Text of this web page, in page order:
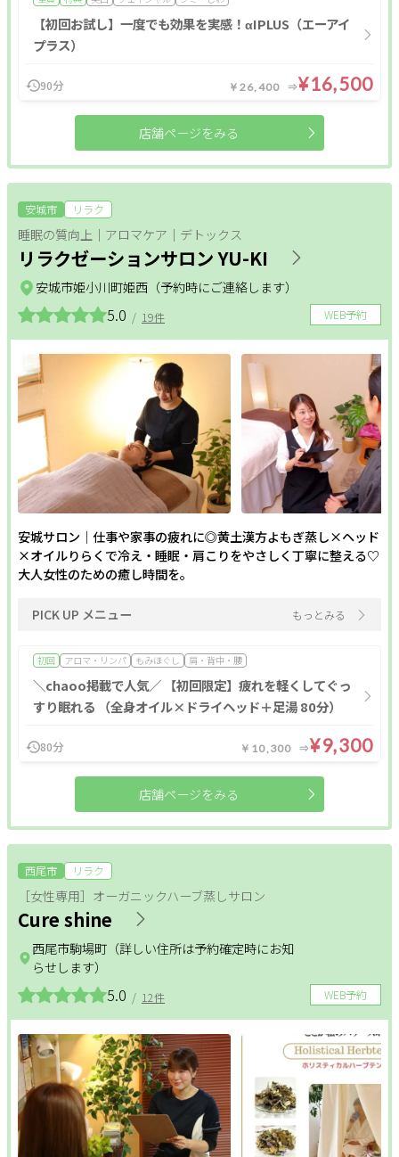
【初回お試し】一度でも効果を実感！αIPLUS（エーアイ
プラス）
90分 ￥26,400 ¥16,500
店舗ページをみる
安城市 リラク
睡眠の質向上｜アロマケア｜デトックス
リラクゼーションサロン YU-KI
WEB予約
5.0 / 19件
安城市姫小川町姫西（予約時にご連絡します）
安城サロン｜仕事や家事の疲れに◎黄土漢方よもぎ蒸し×ヘッド
×オイルりらくで冷え・睡眠・肩こりをやさしく丁寧に整える♡
大人女性のための癒し時間を。
PICK UP メニュー もっとみる
初回 アロマ・リンパ もみほぐし 肩・背中・腰
＼chaoo掲載で人気／ 【初回限定】疲れを軽くしてぐっ
すり眠れる （全身オイル×ドライヘッド＋足湯 80分）
80分 ￥10,300 ¥9,300
店舗ページをみる
西尾市 リラク
［女性専用］オーガニックハーブ蒸しサロン
Cure shine
WEB予約
5.0 / 12件
西尾市駒場町（詳しい住所は予約確定時にお知
らせします）
整体メニュー
インナーケア 更年期 温活
姿勢改善 ヘッドケア 足つぼ
オールハンド 肩・背中・腰
整体
条件
ポイント利用OK 割引あり
キャッシュレスOK 駐車場あり
24H営業
成人式
1人のスタッフが最後まで対応
メンズにおすすめ
ペア施術OK 半額
予約なしOK
モニター
女性スタッフのみ 女性専用
キッズルーム
キッズメニュー
子ども向け スクールあり
バリアフリー
メンズ専門
24時間営業 出張・訪問
入会金無料
体験あり
1対1 少人数
フリーワード
閉じる
クリア 絞り込む